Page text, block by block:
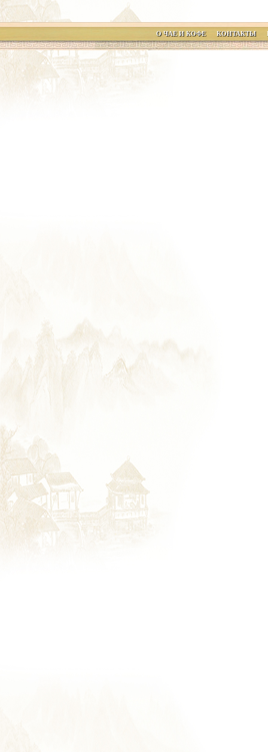
О ЧАЕ И КОФЕ КОНТАКТЫ